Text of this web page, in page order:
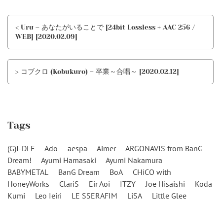
< Uru – あなたがいることで [24bit Lossless + AAC 256 /
WEB] [2020.02.09]
> コブクロ (Kobukuro) – 卒業～合唱～ [2020.02.12]
Tags
(G)I-DLE Ado aespa Aimer
ARGONAVIS from BanG
Dream!
Ayumi Hamasaki
Ayumi Nakamura
BABYMETAL
BanG Dream BoA
CHiCO with
HoneyWorks
ClariS Eir Aoi ITZY Joe Hisaishi
Koda
Kumi
Leo Ieiri LE SSERAFIM LiSA
Little Glee